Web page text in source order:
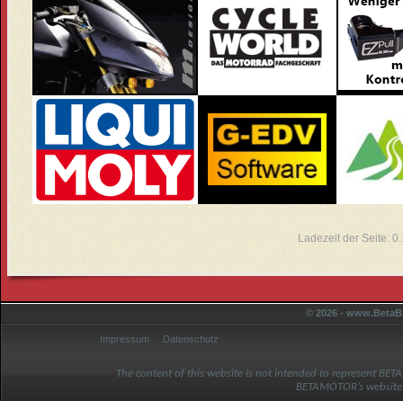
Ladezeit der Seite:
© 2026 -
Impressum Datenschutz
The content of this website is not intended to represent
BETAMOTOR’s